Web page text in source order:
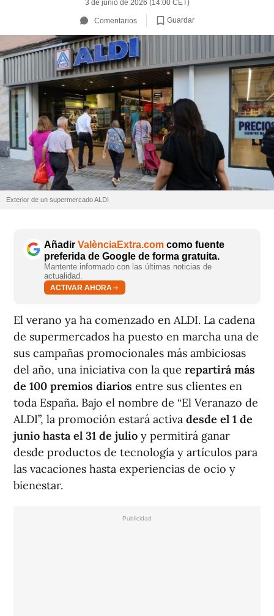
3 de junio de 2026 (14:00 CET)
Comentarios Guardar
Exterior de un supermercado ALDI
Añadir ValènciaExtra.com como fuente
preferida de Google de forma gratuita.
Mantente informado con las últimas noticias de
actualidad.
ACTIVAR AHORA
El verano ya ha comenzado en ALDI. La cadena
de supermercados ha puesto en marcha una de
sus campañas promocionales más ambiciosas
del año, una iniciativa con la que repartirá más
de 100 premios diarios entre sus clientes en
toda España. Bajo el nombre de “El Veranazo de
ALDI”, la promoción estará activa desde el 1 de
junio hasta el 31 de julio y permitirá ganar
desde productos de tecnología y artículos para
las vacaciones hasta experiencias de ocio y
bienestar.